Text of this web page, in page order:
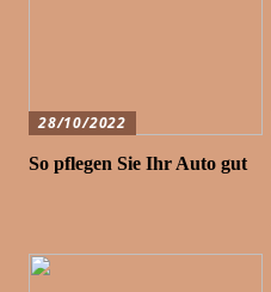
28/10/2022
So pflegen Sie Ihr Auto gut